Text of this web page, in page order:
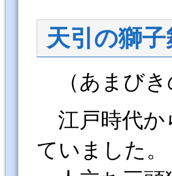
天引の獅子
（あまびき
江戸時代か
ていました。